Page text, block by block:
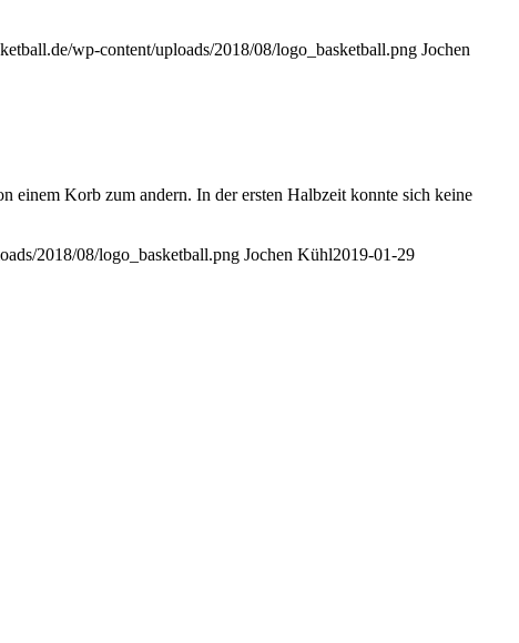
wp-content/uploads/2018/08/logo_basketball.png Jochen
einem Korb zum andern. In der ersten Halbzeit konnte sich keine
2018/08/logo_basketball.png Jochen Kühl2019-01-29